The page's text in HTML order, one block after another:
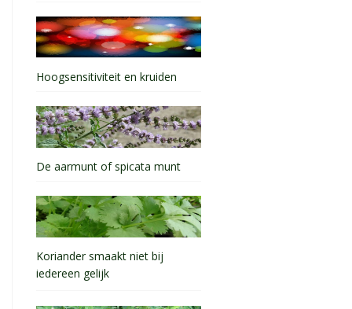
Hoogsensitiviteit en kruiden
De aarmunt of spicata munt
Koriander smaakt niet bij
iedereen gelijk